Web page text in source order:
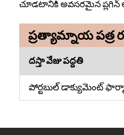
చూడటానికి అవసరమైన ప్లగిన్
ప్రత్యామ్నాయ పత్ర
దస్తా వేజు పద్దతి
పోర్టబుల్ డాక్యుమెంట్